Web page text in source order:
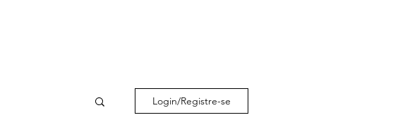
Login/Registre-se